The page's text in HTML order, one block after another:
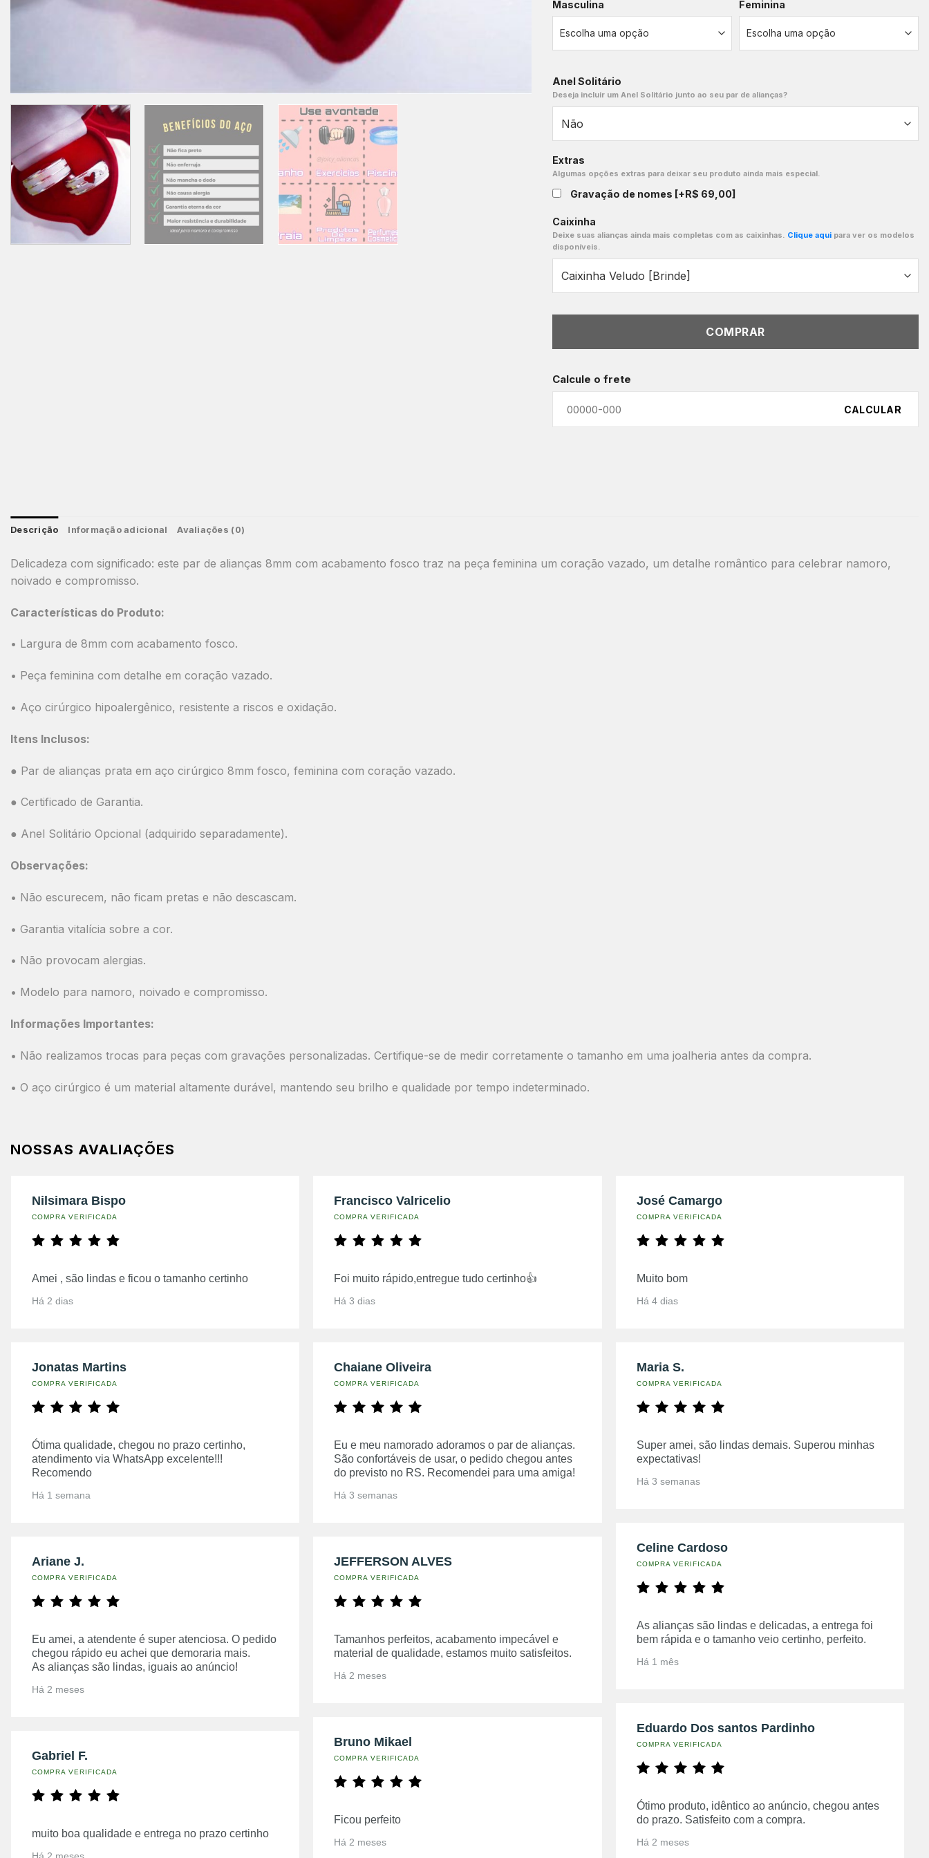
Masculina Feminina
Anel Solitário
Deseja incluir um Anel Solitário junto ao seu par de alianças?
Extras
Algumas opções extras para deixar seu produto ainda mais especial.
Gravação de nomes [+R$ 69,00]
Caixinha
Deixe suas alianças ainda mais completas com as caixinhas. Clique aqui para ver os modelos
disponíveis.
COMPRAR
Calcule o frete
CALCULAR
Descrição Informação adicional Avaliações (0)
Delicadeza com significado: este par de alianças 8mm com acabamento fosco traz na peça feminina um coração vazado, um detalhe romântico para celebrar namoro,
noivado e compromisso.
Características do Produto:
• Largura de 8mm com acabamento fosco.
• Peça feminina com detalhe em coração vazado.
• Aço cirúrgico hipoalergênico, resistente a riscos e oxidação.
Itens Inclusos:
● Par de alianças prata em aço cirúrgico 8mm fosco, feminina com coração vazado.
● Certificado de Garantia.
● Anel Solitário Opcional (adquirido separadamente).
Observações:
• Não escurecem, não ficam pretas e não descascam.
• Garantia vitalícia sobre a cor.
• Não provocam alergias.
• Modelo para namoro, noivado e compromisso.
Informações Importantes:
• Não realizamos trocas para peças com gravações personalizadas. Certifique-se de medir corretamente o tamanho em uma joalheria antes da compra.
• O aço cirúrgico é um material altamente durável, mantendo seu brilho e qualidade por tempo indeterminado.
NOSSAS AVALIAÇÕES
Nilsimara Bispo
COMPRA VERIFICADA
Amei , são lindas e ficou o tamanho certinho
Há 2 dias
Jonatas Martins
COMPRA VERIFICADA
Ótima qualidade, chegou no prazo certinho,
atendimento via WhatsApp excelente!!!
Recomendo
Há 1 semana
Ariane J.
COMPRA VERIFICADA
Eu amei, a atendente é super atenciosa. O pedido
chegou rápido eu achei que demoraria mais.
As alianças são lindas, iguais ao anúncio!
Há 2 meses
Gabriel F.
COMPRA VERIFICADA
muito boa qualidade e entrega no prazo certinho
Francisco Valricelio
COMPRA VERIFICADA
Foi muito rápido,entregue tudo certinho👍
Há 3 dias
Chaiane Oliveira
COMPRA VERIFICADA
Eu e meu namorado adoramos o par de alianças.
São confortáveis de usar, o pedido chegou antes
do previsto no RS. Recomendei para uma amiga!
Há 3 semanas
JEFFERSON ALVES
COMPRA VERIFICADA
Tamanhos perfeitos, acabamento impecável e
material de qualidade, estamos muito satisfeitos.
Há 2 meses
Bruno Mikael
COMPRA VERIFICADA
Ficou perfeito
Há 2 meses
José Camargo
COMPRA VERIFICADA
Muito bom
Há 4 dias
Maria S.
COMPRA VERIFICADA
Super amei, são lindas demais. Superou minhas
expectativas!
Há 3 semanas
Celine Cardoso
COMPRA VERIFICADA
As alianças são lindas e delicadas, a entrega foi
bem rápida e o tamanho veio certinho, perfeito.
Há 1 mês
Eduardo Dos santos Pardinho
COMPRA VERIFICADA
Ótimo produto, idêntico ao anúncio, chegou antes
do prazo. Satisfeito com a compra.
Há 2 meses